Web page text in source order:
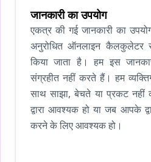
जानकारी का उपयोग
एकत्र की गई जानकारी का
अनुरोधित ऑनलाइन कैलकुलेटर
किया जाता है। हम इस
संग्रहीत नहीं करते हैं। हम
साथ साझा, बेचते या प्रकट
द्वारा आवश्यक हो या जब आपके
करने के लिए आवश्यक हो।